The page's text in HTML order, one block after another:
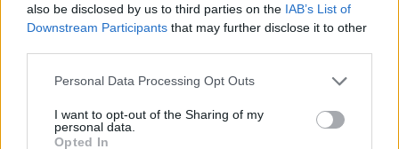
also be disclosed by us to third parties on the IAB’s List of
Downstream Participants that may further disclose it to other
Personal Data Processing Opt Outs
I want to opt-out of the Sharing of my
personal data.
Opted In
peggiori criminali, difendeva Brusca quello
che scioglieva nell'acido i bambini –
sottolinea il conduttore –. Quanti esposti e
vengono cestinati, buttati via? Beh, certe volte
io dico anche purtroppo, pensate durante il
Covid quanti esposti contro il Premier Draghi
e il Ministro Speranza sono finiti nel nulla”. Il